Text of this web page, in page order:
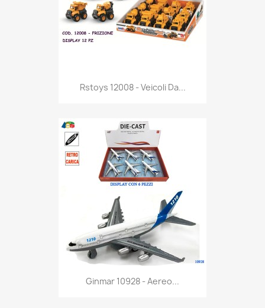
Anteprima
Rstoys 12008 - Veicoli Da...
Anteprima
Ginmar 10928 - Aereo...